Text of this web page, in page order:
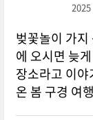
2025
벚꽃놀이 가
에 오시면 늦
장소라고 이
온 봄 구경 여